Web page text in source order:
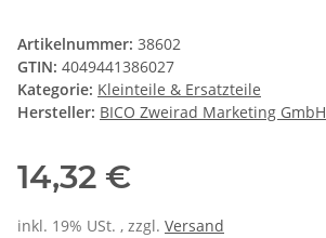
Artikelnummer: 38602
GTIN: 4049441386027
Kategorie: Kleinteile & Ersatzteile
Hersteller: BICO Zweirad Marketing GmbH
14,32 €
inkl. 19% USt. , zzgl. Versand